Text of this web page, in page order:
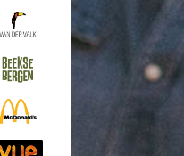
bij jou in de buurt
steden in Nederland,
de Achterhoek,
aanbod bij jou in de buurt